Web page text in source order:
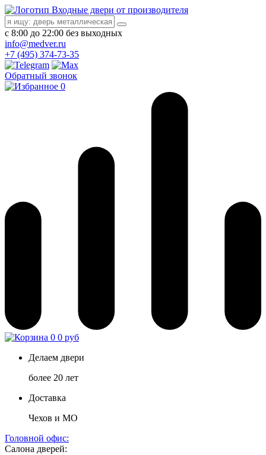
Входные двери от производителя
с 8:00 до 22:00 без выходных
info@medver.ru
+7 (495) 374-73-35
Обратный звонок
0
0 0 руб
Делаем двери
более 20 лет
Доставка
Чехов и МО
Головной офис:
Салона дверей: